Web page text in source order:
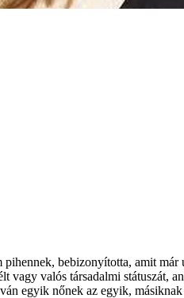
bebizonyította, amit
valós társadalmi státuszát,
egyik nőnek az egyik,